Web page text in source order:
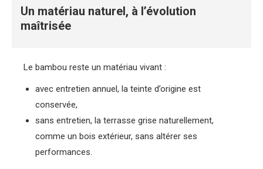
Un matériau naturel, à l’évolution
maîtrisée
Le bambou reste un matériau vivant :
avec entretien annuel, la teinte d’origine est
conservée,
sans entretien, la terrasse grise naturellement,
comme un bois extérieur, sans altérer ses
performances.